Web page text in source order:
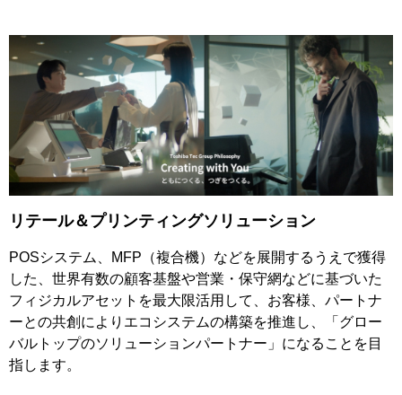
リテール＆プリンティングソリューション
POSシステム、MFP（複合機）などを展開するうえで獲得
した、世界有数の顧客基盤や営業・保守網などに基づいた
フィジカルアセットを最大限活用して、お客様、パートナ
ーとの共創によりエコシステムの構築を推進し、「グロー
バルトップのソリューションパートナー」になることを目
指します。